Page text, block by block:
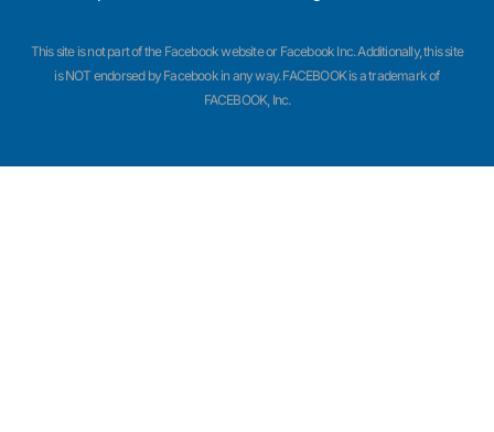
This site is not part of the Facebook website or Facebook Inc. Additionally, this site
is NOT endorsed by Facebook in any way. FACEBOOK is a trademark of
FACEBOOK, Inc.